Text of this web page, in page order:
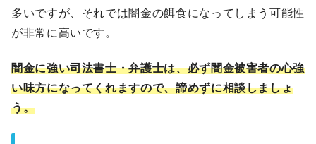
多いですが、それでは闇金の餌食になってしまう可能性
が非常に高いです。
闇金に強い司法書士・弁護士は、必ず闇金被害者の心強
い味方になってくれますので、諦めずに相談しましょ
う。